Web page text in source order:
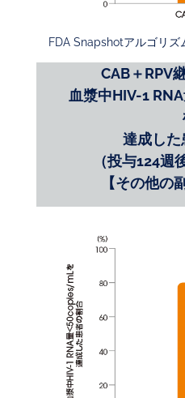
FDA Snapshotアルゴリズ
CAB＋RPV
血漿中HIV-1
達成した
（投与124週
【その他の